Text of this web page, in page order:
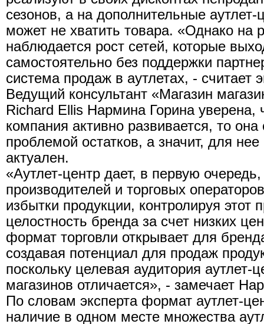
сезонов, а на дополнительные аутлет-
может не хватить товара. «Однако на
наблюдается рост сетей, которые
самостоятельно без поддержки
система продаж в аутлетах, - считает
Ведущий консультант «Магазин
Richard Ellis Нармина Горина уверена,
компания активно развивается, то она
проблемой остатков, а значит, для
актуален.
«Аутлет-центр дает, в первую
производителей и торговых
избытки продукции, контролируя этот
целостность бренда за счет низких
формат торговли открывает для
создавая потенциал для продаж
поскольку целевая аудитория аутлет-
магазинов отличается», - замечает
По словам эксперта формат аутлет-
наличие в одном месте множества